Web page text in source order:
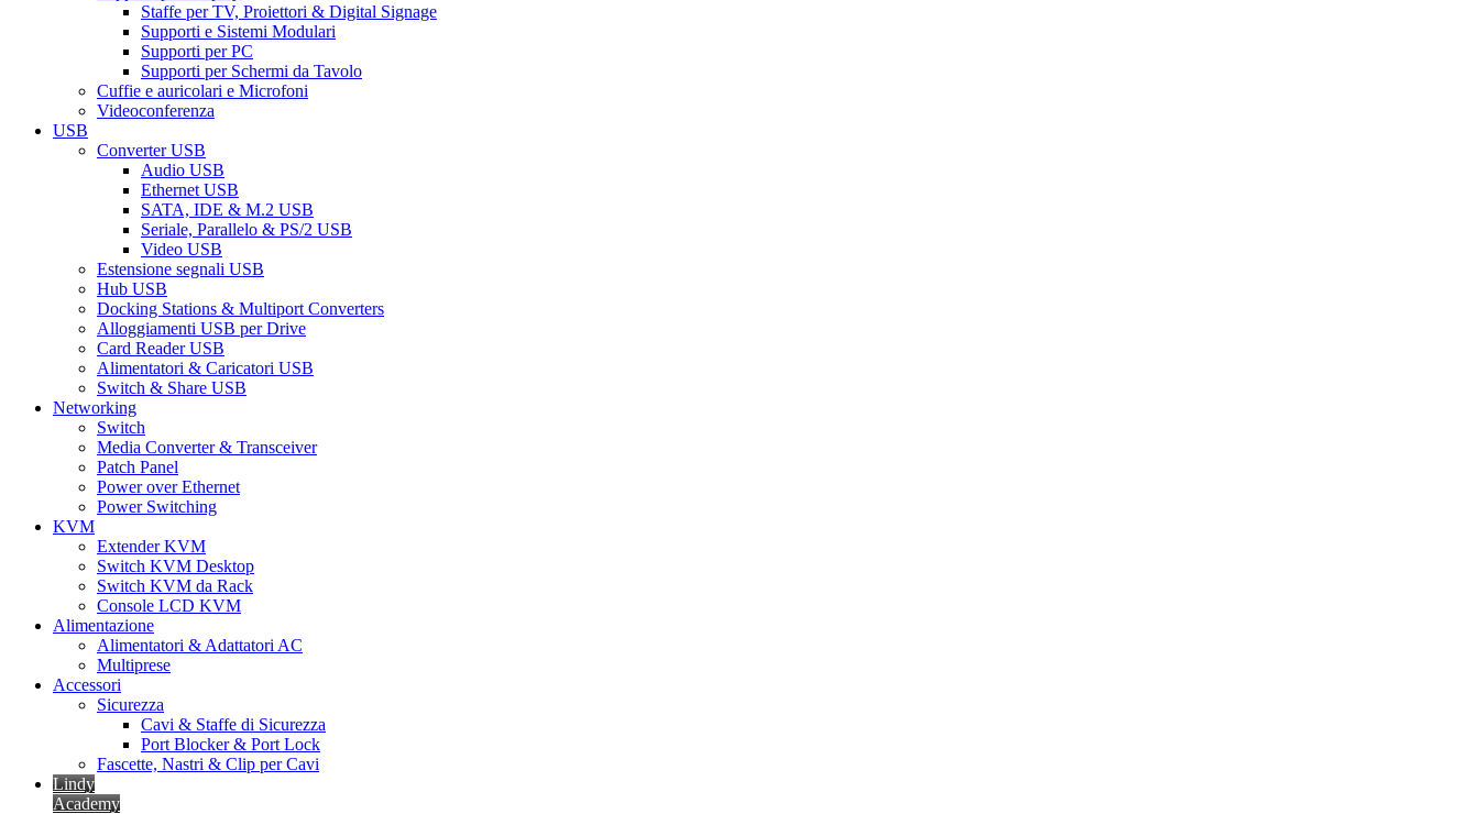
Staffe per TV, Proiettori & Digital Signage
Supporti e Sistemi Modulari
Supporti per PC
Supporti per Schermi da Tavolo
Cuffie e auricolari e Microfoni
Videoconferenza
USB
Converter USB
Audio USB
Ethernet USB
SATA, IDE & M.2 USB
Seriale, Parallelo & PS/2 USB
Video USB
Estensione segnali USB
Hub USB
Docking Stations & Multiport Converters
Alloggiamenti USB per Drive
Card Reader USB
Alimentatori & Caricatori USB
Switch & Share USB
Networking
Switch
Media Converter & Transceiver
Patch Panel
Power over Ethernet
Power Switching
KVM
Extender KVM
Switch KVM Desktop
Switch KVM da Rack
Console LCD KVM
Alimentazione
Alimentatori & Adattatori AC
Multiprese
Accessori
Sicurezza
Cavi & Staffe di Sicurezza
Port Blocker & Port Lock
Fascette, Nastri & Clip per Cavi
Lindy
Academy